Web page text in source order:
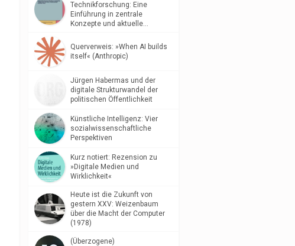
Technikforschung: Eine
Einführung in zentrale
Konzepte und aktuelle…
Querverweis: »When AI builds
itself« (Anthropic)
Jürgen Habermas und der
digitale Strukturwandel der
politischen Öffentlichkeit
Künstliche Intelligenz: Vier
sozialwissenschaftliche
Perspektiven
Kurz notiert: Rezension zu
»Digitale Medien und
Wirklichkeit«
Heute ist die Zukunft von
gestern XXV: Weizenbaum
über die Macht der Computer
(1978)
(Überzogene)